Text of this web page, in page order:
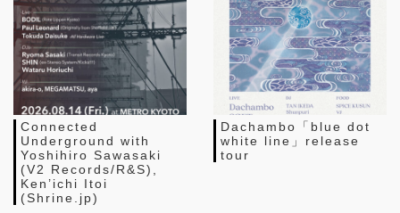
Connected
Underground with
Yoshihiro Sawasaki
(V2 Records/R&S),
Ken’ichi Itoi
(Shrine.jp)
Dachambo「blue dot
white line」release
tour